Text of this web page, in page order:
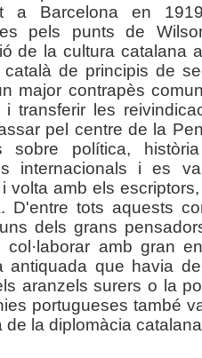
a Barcelona en
pels punts de
de la cultura catalana
català de principis de
major contrapès
i transferir les
pel centre de la
sobre política,
internacionals i es
volta amb els
D'entre tots aquests
dels grans
col·laborar amb gran
antiquada que havia
aranzels surers o la
portugueses també
de la diplomàcia